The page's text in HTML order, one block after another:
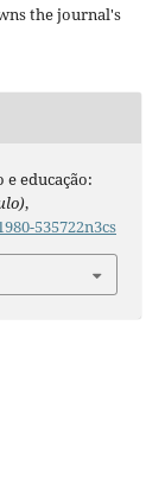
the journal's
e educação:
,
535722n3cs